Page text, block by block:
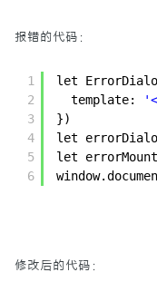
关于
报错的代码：
1
2
3
4
5
6
let
template:
})
let
let
修改后的代码：